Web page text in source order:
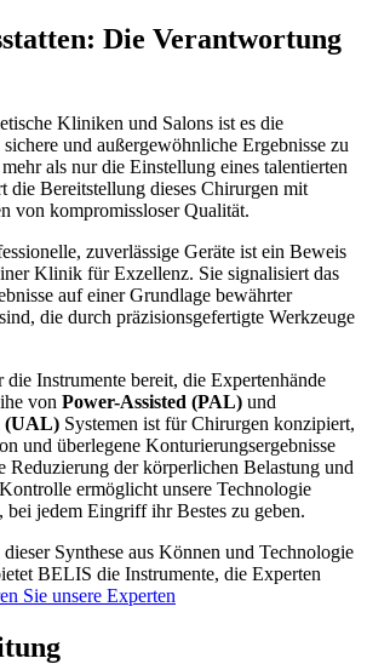
Die Verantwortung
Kliniken und Salons ist es die
und außergewöhnliche Ergebnisse zu
als nur die Einstellung eines talentierten
die Bereitstellung dieses Chirurgen mit
von kompromissloser Qualität.
zuverlässige Geräte ist ein Beweis
Klinik für Exzellenz. Sie signalisiert das
auf einer Grundlage bewährter
die durch präzisionsgefertigte Werkzeuge
Instrumente bereit, die Expertenhände
von Power-Assisted (PAL) und
(UAL) Systemen ist für Chirurgen konzipiert,
und überlegene Konturierungsergebnisse
Reduzierung der körperlichen Belastung und
ermöglicht unsere Technologie
bei jedem Eingriff ihr Bestes zu geben.
Synthese aus Können und Technologie
BELIS die Instrumente, die Experten
Sie unsere Experten